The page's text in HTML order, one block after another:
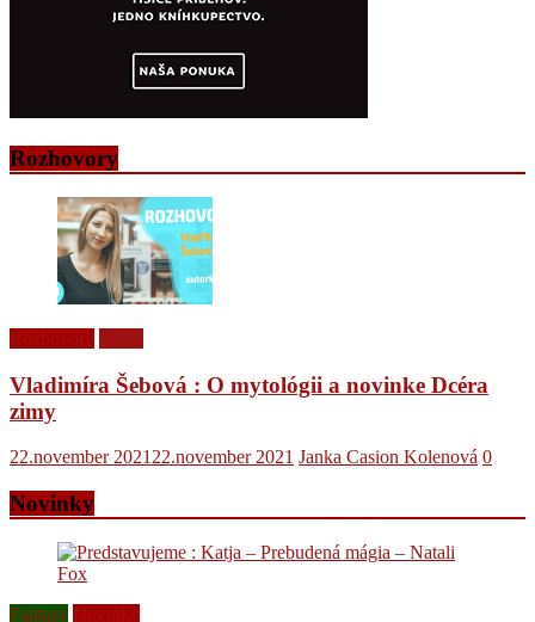
Rozhovory
Vladimíra Šebová : O mytológii a novinke Dcéra
zimy
22.november 2021 22.november 2021 Janka Casion Kolenová 0
Novinky
Fantasy